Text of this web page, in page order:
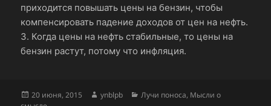
приходится повышать цены на бензин, чтобы
компенсировать падение доходов от цен на нефть.
3. Когда цены на нефть стабильные, то цены на
бензин растут, потому что инфляция.
Опубликовано
20 июня, 2015 Автор
ynblpb Рубрики
Лучи поноса, Мысли о